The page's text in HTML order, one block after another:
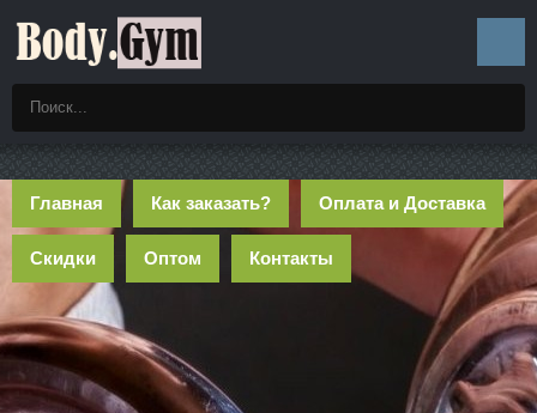
Главная Как заказать? Оплата и Доставка
Скидки Оптом Контакты